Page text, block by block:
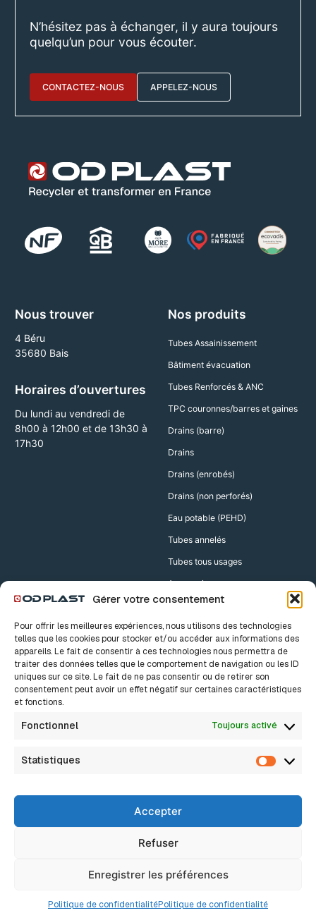
Gérer votre consentement
Pour offrir les meilleures expériences, nous utilisons des technologies
telles que les cookies pour stocker et/ou accéder aux informations des
appareils. Le fait de consentir à ces technologies nous permettra de
traiter des données telles que le comportement de navigation ou les ID
uniques sur ce site. Le fait de ne pas consentir ou de retirer son
consentement peut avoir un effet négatif sur certaines caractéristiques
et fonctions.
Fonctionnel Toujours activé
Statistiques
Accepter
Refuser
Enregistrer les préférences
Politique de confidentialitéPolitique de confidentialité
N’hésitez pas à échanger, il y aura toujours
quelqu’un pour vous écouter.
CONTACTEZ-NOUS APPELEZ-NOUS
Nous trouver
4 Béru
35680 Bais
Horaires d’ouvertures
Du lundi au vendredi de
8h00 à 12h00 et de 13h30 à
17h30
Nos produits
Tubes Assainissement
Bâtiment évacuation
Tubes Renforcés & ANC
TPC couronnes/barres et gaines
Drains (barre)
Drains
Drains (enrobés)
Drains (non perforés)
Eau potable (PEHD)
Tubes annelés
Tubes tous usages
Accessoires
Accessoires Drains
Accessoires TPC
Nos solutions
Bâtiment
Industrie
Assainissement Non Collectif
A propos
Innovation, c’est sacré
Nos métiers
Politique de confidentialité